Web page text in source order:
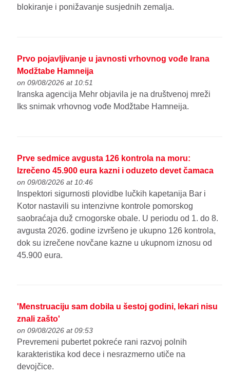
blokiranje i ponižavanje susjednih zemalja.
Prvo pojavljivanje u javnosti vrhovnog vođe Irana
Modžtabe Hamneija
on 09/08/2026 at 10:51
Iranska agencija Mehr objavila je na društvenoj mreži
Iks snimak vrhovnog vođe Modžtabe Hamneija.
Prve sedmice avgusta 126 kontrola na moru:
Izrečeno 45.900 eura kazni i oduzeto devet čamaca
on 09/08/2026 at 10:46
Inspektori sigurnosti plovidbe lučkih kapetanija Bar i
Kotor nastavili su intenzivne kontrole pomorskog
saobraćaja duž crnogorske obale. U periodu od 1. do 8.
avgusta 2026. godine izvršeno je ukupno 126 kontrola,
dok su izrečene novčane kazne u ukupnom iznosu od
45.900 eura.
'Menstruaciju sam dobila u šestoj godini, lekari nisu
znali zašto'
on 09/08/2026 at 09:53
Prevremeni pubertet pokreće rani razvoj polnih
karakteristika kod dece i nesrazmerno utiče na
devojčice.